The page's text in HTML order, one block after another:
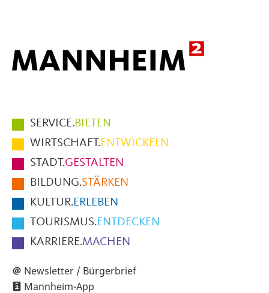
Hauptmenüpunkte
im
Fußbereich
der
Seite
SERVICE.BIETEN
WIRTSCHAFT.ENTWICKELN
STADT.GESTALTEN
BILDUNG.STÄRKEN
KULTUR.ERLEBEN
TOURISMUS.ENTDECKEN
KARRIERE.MACHEN
Newsletter / Bürgerbrief
Mannheim-App